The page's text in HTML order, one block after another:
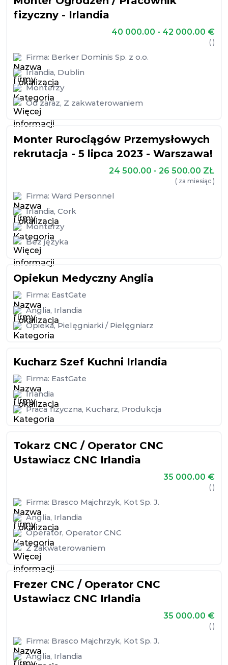
fizyczny - Irlandia
40 000.00 - 42 000.00 €
( )
Firma: Berker Dominis Sp. z o.o.
Irlandia, Dublin
Monterzy
Od zaraz, Z zakwaterowaniem
Monter Rurociągów Przemysłowych
rekrutacja - 5 lipca 2023 - Warszawa!
24 500.00 - 26 500.00 ZŁ
( za miesiąc )
Firma: Ward Personnel
Irlandia, Cork
Monterzy
Bez języka
Opiekun Medyczny Anglia
Firma: EastGate
Anglia, Irlandia
Opieka, Pielęgniarki / Pielęgniarz
Kucharz Szef Kuchni Irlandia
Firma: EastGate
Irlandia
Praca fizyczna, Kucharz, Produkcja
Tokarz CNC / Operator CNC
Ustawiacz CNC Irlandia
35 000.00 €
( )
Firma: Brasco Majchrzyk, Kot Sp. J.
Anglia, Irlandia
Operator, Operator CNC
Z zakwaterowaniem
Frezer CNC / Operator CNC
Ustawiacz CNC Irlandia
35 000.00 €
( )
Firma: Brasco Majchrzyk, Kot Sp. J.
Anglia, Irlandia